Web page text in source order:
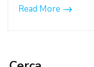
Read More